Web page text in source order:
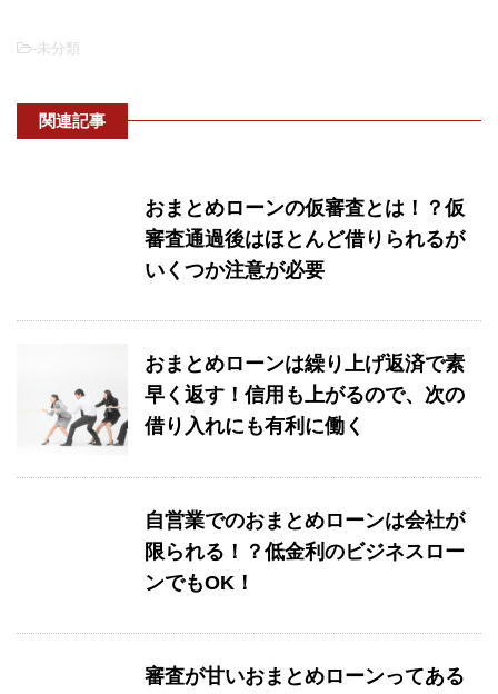
-未分類
関連記事
おまとめローンの仮審査とは！？仮
審査通過後はほとんど借りられるが
いくつか注意が必要
おまとめローンは繰り上げ返済で素
早く返す！信用も上がるので、次の
借り入れにも有利に働く
自営業でのおまとめローンは会社が
限られる！？低金利のビジネスロー
ンでもOK！
審査が甘いおまとめローンってある